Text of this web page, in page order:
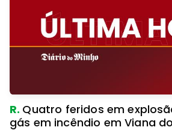
R. Quatro feridos em
gás em incêndio em Viana